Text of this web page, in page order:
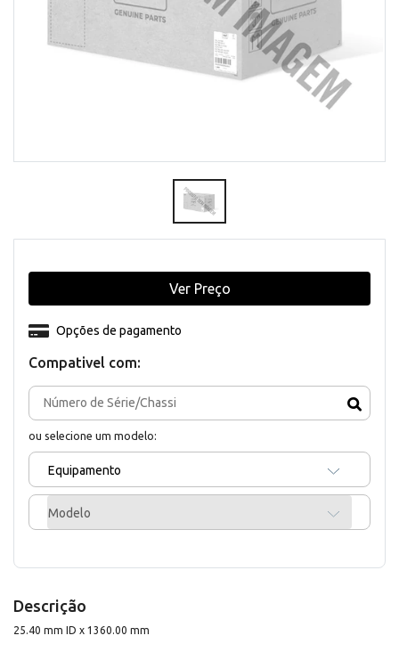
Compativel com:
ou selecione um modelo:
Equipamento
Modelo
Opções de pagamento
Ver Preço
Descrição
25.40 mm ID x 1360.00 mm